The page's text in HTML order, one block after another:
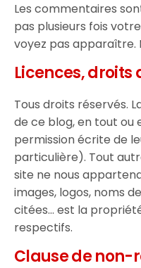
Les commentaires
pas plusieurs fois
voyez pas apparaître.
Licences,
Tous droits réservés.
de ce blog, en tout ou
permission écrite de
particulière). Tout
site ne nous
images, logos, noms
citées… est la
respectifs.
Clause de non-